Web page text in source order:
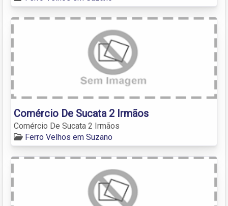
Comércio De Sucata 2 Irmãos
Comércio De Sucata 2 Irmãos
Ferro Velhos em Suzano